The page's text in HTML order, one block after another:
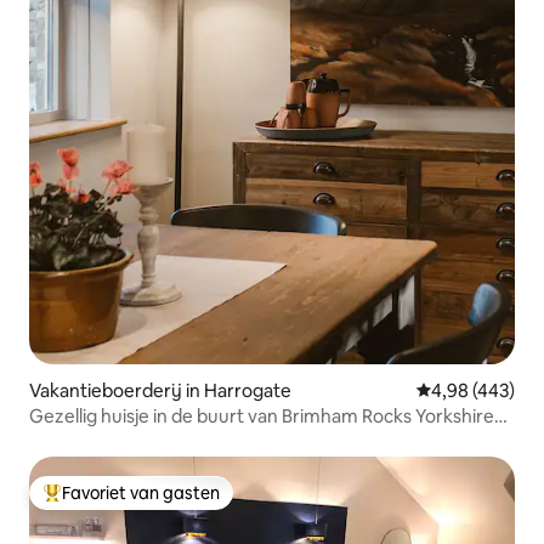
Vakantieboerderij in Harrogate Gemiddelde
4,98 (443)
Gezellig huisje in de buurt van Brimham Rocks Yorkshire
Topfavoriet van gasten
Favoriet van gasten